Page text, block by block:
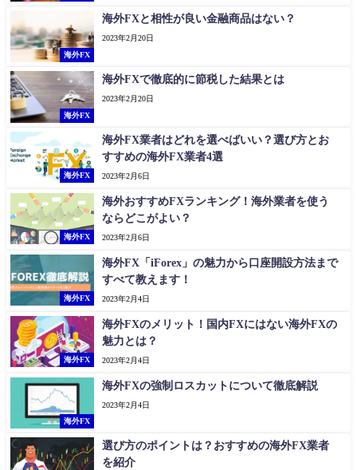
海外FX
海外FXと相性が良い金融商品はない？
2023年2月20日
海外FX
海外FXで徹底的に節税した結果とは
2023年2月20日
海外FX
海外FX業者はどれを選べばいい？選び方とお
すすめの海外FX業者4選
2023年2月6日
海外FX
海外おすすめFXランキング！海外業者を使う
ならどこがよい？
2023年2月6日
海外FX
海外FX「iForex」の魅力から口座開設方法まで
すべて教えます！
2023年2月4日
海外FX
海外FXのメリット！国内FXにはない海外FXの
魅力とは？
2023年2月4日
海外FX
海外FXの強制ロスカットについて徹底解説
2023年2月4日
選び方のポイントは？おすすめの海外FX業者
を紹介